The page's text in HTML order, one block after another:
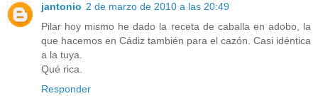
jantonio 2 de marzo de 2010 a las 20:49
Pilar hoy mismo he dado la receta de caballa en adobo, la
que hacemos en Cádiz también para el cazón. Casi idéntica
a la tuya.
Qué rica.
Responder